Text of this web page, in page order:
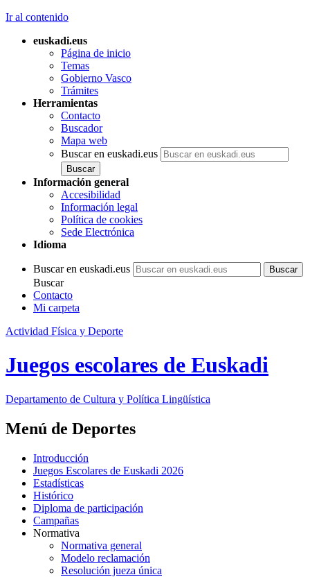
Ir al contenido
euskadi.eus
Página de inicio
Temas
Gobierno Vasco
Trámites
Herramientas
Contacto
Buscador
Mapa web
Buscar en euskadi.eus
Información general
Accesibilidad
Información legal
Política de cookies
Sede Electrónica
Idioma
Buscar en euskadi.eus
Buscar
Contacto
Mi carpeta
Actividad Física y Deporte
Juegos escolares de Euskadi
Departamento de Cultura y Política Lingüística
Menú de Deportes
Introducción
Juegos Escolares de Euskadi 2026
Estadísticas
Histórico
Diploma de participación
Campañas
Normativa
Normativa general
Modelo reclamación
Resolución jueza única